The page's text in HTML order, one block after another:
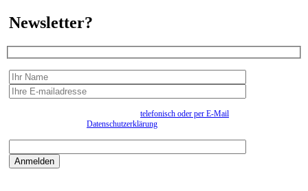
Newsletter?
telefonisch oder per E-Mail
Datenschutzerklärung